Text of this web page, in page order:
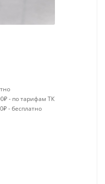
- по тарифам ТК
- бесплатно